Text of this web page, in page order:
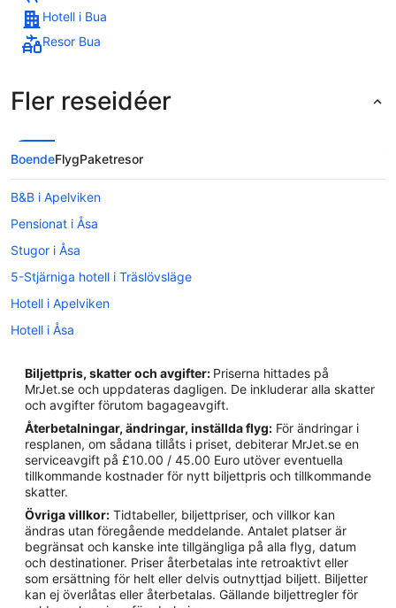
Hotell i Bua
Resor Bua
Fler reseidéer
BoendeFlygPaketresor
B&B i Apelviken
Pensionat i Åsa
Stugor i Åsa
5-Stjärniga hotell i Träslövsläge
Hotell i Apelviken
Hotell i Åsa
Hotell i Bua
Hotell i Frillesås
Hotell i Gottskär
Hotell i Kungsbacka
Hotell i Onsala
Hotell i Träslövsläge
Hotell i Tvååker
Hotell i Varberg
Hotell i Veddige
Biljettpris, skatter och avgifter: Priserna hittades på
MrJet.se och uppdateras dagligen. De inkluderar alla skatter
och avgifter förutom bagageavgift.
Återbetalningar, ändringar, inställda flyg: För ändringar i
resplanen, om sådana tillåts i priset, debiterar MrJet.se en
serviceavgift på £10.00 / 45.00 Euro utöver eventuella
tillkommande kostnader för nytt biljettpris och tillkommande
skatter.
Övriga villkor: Tidtabeller, biljettpriser, och villkor kan
ändras utan föregående meddelande. Antalet platser är
begränsat och kanske inte tillgängliga på alla flyg, datum
och destinationer. Priser återbetalas inte retroaktivt eller
som ersättning för helt eller delvis outnyttjad biljett. Biljetter
kan ej överlåtas eller återbetalas. Gällande biljettregler för